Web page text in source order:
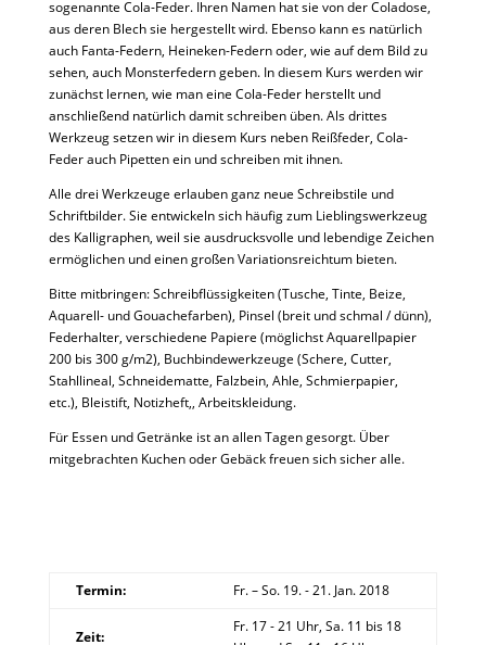
sogenannte Cola-Feder. Ihren Namen hat sie von der Coladose,
aus deren Blech sie hergestellt wird. Ebenso kann es natürlich
auch Fanta-Federn, Heineken-Federn oder, wie auf dem Bild zu
sehen, auch Monsterfedern geben. In diesem Kurs werden wir
zunächst lernen, wie man eine Cola-Feder herstellt und
anschließend natürlich damit schreiben üben. Als drittes
Werkzeug setzen wir in diesem Kurs neben Reißfeder, Cola-
Feder auch Pipetten ein und schreiben mit ihnen.
Alle drei Werkzeuge erlauben ganz neue Schreibstile und
Schriftbilder. Sie entwickeln sich häufig zum Lieblingswerkzeug
des Kalligraphen, weil sie ausdrucksvolle und lebendige Zeichen
ermöglichen und einen großen Variationsreichtum bieten.
Bitte mitbringen: Schreibflüssigkeiten (Tusche, Tinte, Beize,
Aquarell- und Gouachefarben), Pinsel (breit und schmal / dünn),
Federhalter, verschiedene Papiere (möglichst Aquarellpapier
200 bis 300 g/m2), Buchbindewerkzeuge (Schere, Cutter,
Stahllineal, Schneidematte, Falzbein, Ahle, Schmierpapier,
etc.), Bleistift, Notizheft,, Arbeitskleidung.
Für Essen und Getränke ist an allen Tagen gesorgt. Über
mitgebrachten Kuchen oder Gebäck freuen sich sicher alle.
Termin: Fr. – So. 19. - 21. Jan. 2018
Zeit:
Fr. 17 - 21 Uhr, Sa. 11 bis 18